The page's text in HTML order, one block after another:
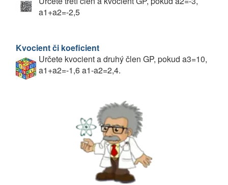
a1+a2=-2,5
Kvocient či koeficient
Určete kvocient a druhý člen GP, pokud a3=10,
a1+a2=-1,6 a1-a2=2,4.